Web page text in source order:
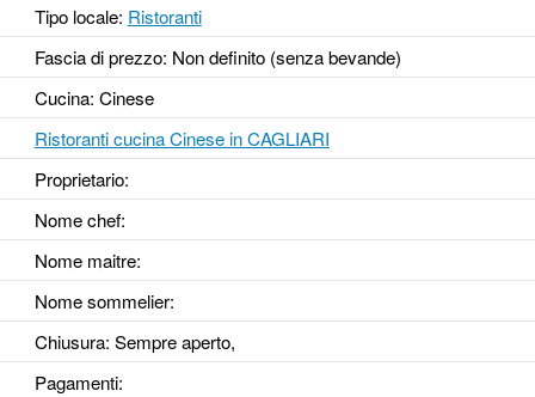
Tipo locale: Ristoranti
Fascia di prezzo: Non definito (senza bevande)
Cucina: Cinese
Ristoranti cucina Cinese in CAGLIARI
Proprietario:
Nome chef:
Nome maitre:
Nome sommelier:
Chiusura: Sempre aperto,
Pagamenti: